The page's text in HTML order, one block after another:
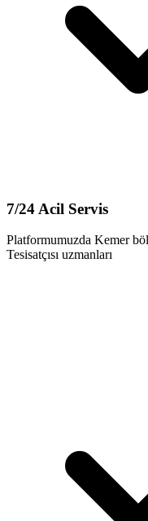
7/24 Acil Servis
Platformumuzda Kemer
Tesisatçısı uzmanları